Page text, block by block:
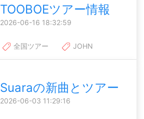
TOOBOEツアー情報
2026-06-16 18:32:59
全国ツアー JOHN
Suaraの新曲とツアー
2026-06-03 11:29:16